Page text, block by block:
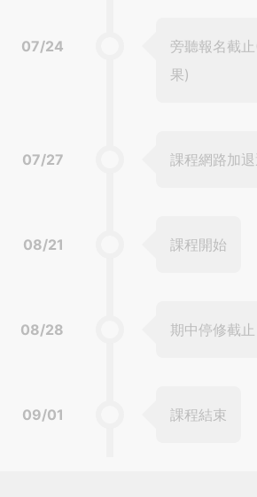
07/24
旁聽報名截
果)
07/27 課程網路加
08/21 課程開始
08/28 期中停修截止
09/01 課程結束